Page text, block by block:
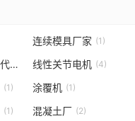
连续模具厂家 (1)
进口热销品加盟代理 (3)线性关节电机 (4)
(1) 涂覆机 (1)
(1) 混凝土厂 (2)